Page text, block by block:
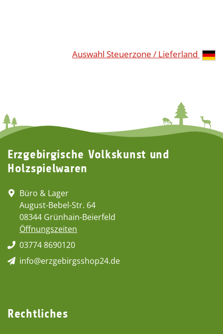
Auswahl Steuerzone / Lieferland
Erzgebirgische Volkskunst und
Holzspielwaren
Büro & Lager
August-Bebel-Str. 64
08344 Grünhain-Beierfeld
Öffnungszeiten
03774 8690120
info@erzgebirgsshop24.de
Rechtliches